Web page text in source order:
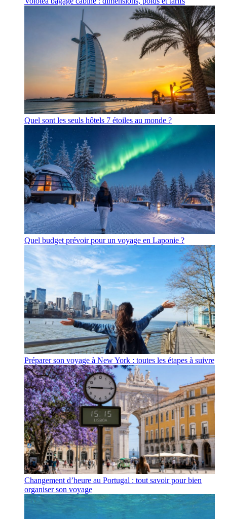
Quel sont les seuls hôtels 7 étoiles au monde ?
Quel budget prévoir pour un voyage en Laponie ?
Préparer son voyage à New York : toutes les étapes à suivre
Changement d’heure au Portugal : tout savoir pour bien
organiser son voyage